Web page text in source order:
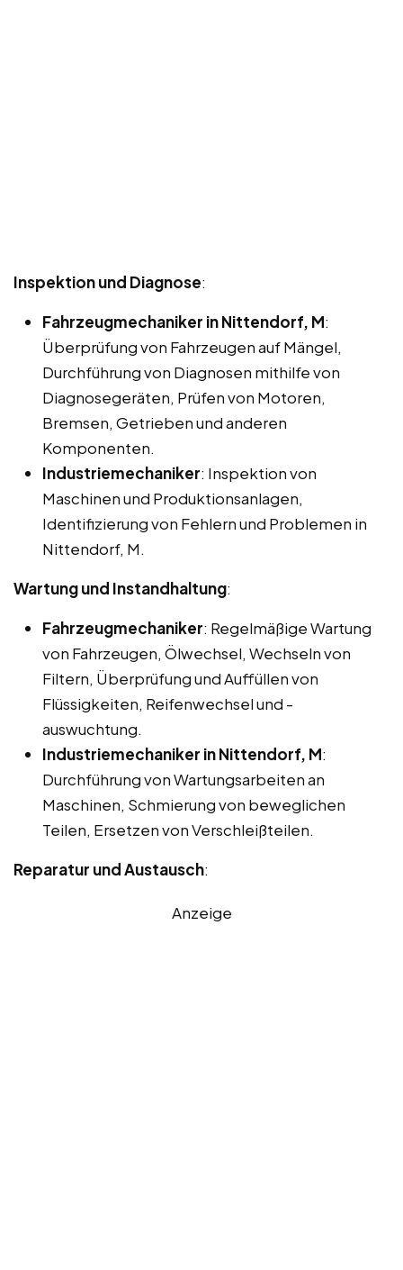
Inspektion und Diagnose:
Fahrzeugmechaniker in Nittendorf, M:
Überprüfung von Fahrzeugen auf Mängel,
Durchführung von Diagnosen mithilfe von
Diagnosegeräten, Prüfen von Motoren,
Bremsen, Getrieben und anderen
Komponenten.
Industriemechaniker: Inspektion von
Maschinen und Produktionsanlagen,
Identifizierung von Fehlern und Problemen in
Nittendorf, M.
Wartung und Instandhaltung:
Fahrzeugmechaniker: Regelmäßige Wartung
von Fahrzeugen, Ölwechsel, Wechseln von
Filtern, Überprüfung und Auffüllen von
Flüssigkeiten, Reifenwechsel und -
auswuchtung.
Industriemechaniker in Nittendorf, M:
Durchführung von Wartungsarbeiten an
Maschinen, Schmierung von beweglichen
Teilen, Ersetzen von Verschleißteilen.
Reparatur und Austausch:
Anzeige